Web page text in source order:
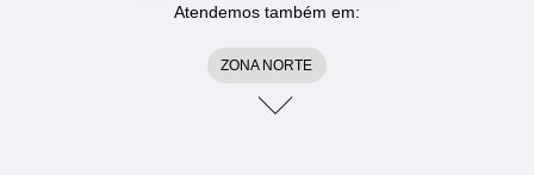
Atendemos também em:
ZONA NORTE